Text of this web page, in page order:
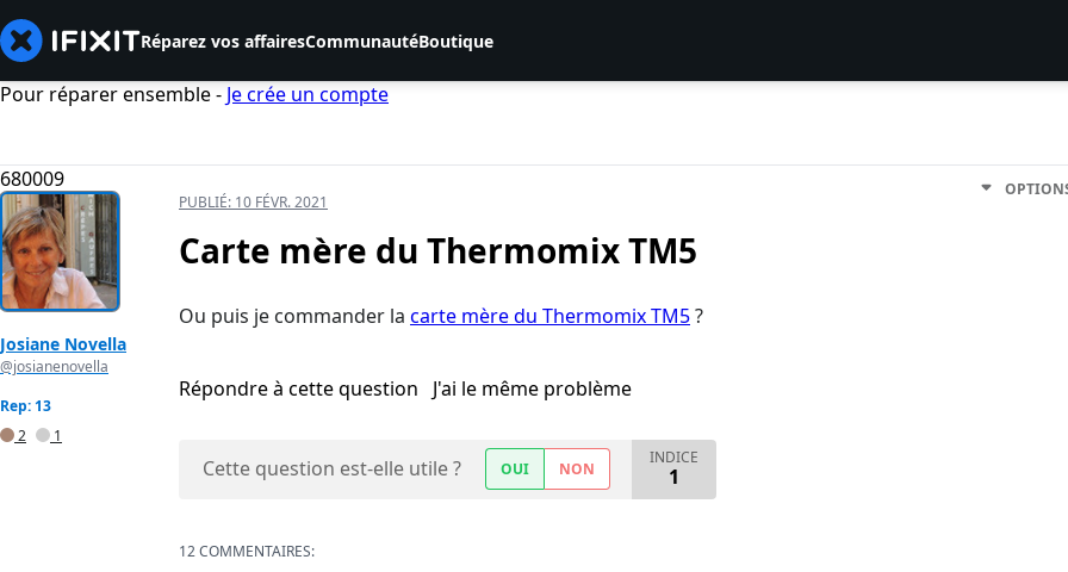
Réparez vos affairesCommunautéBoutique
Pour réparer ensemble - Je crée un compte
680009
Josiane Novella
@josianenovella
Rep: 13
2
1
PUBLIÉ: 10 FÉVR. 2021
Carte mère du Thermomix TM5
Ou puis je commander la carte mère du Thermomix TM5?
Répondre à cette question J'ai le même problème
Cette question est-elle utile ? OUI NON
INDICE
1
12 COMMENTAIRES: